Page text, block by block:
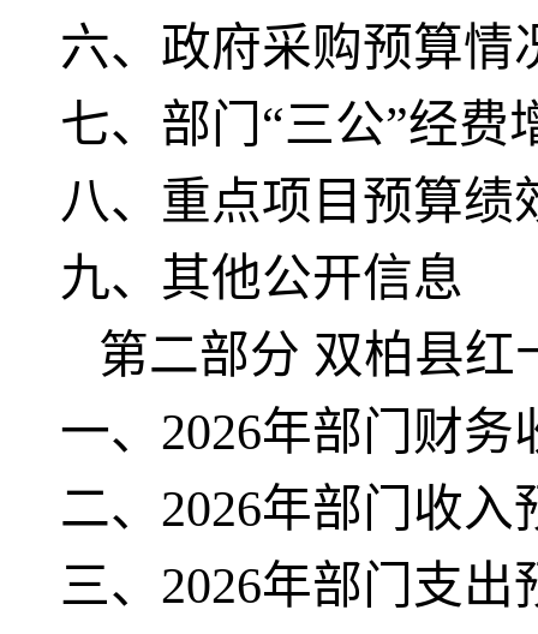
六、政府采购预算情
七、部门“三公”经费
八、重点项目预算绩
九、其他公开信息
第二部分 双柏县红
一、2026年部门财务
二、2026年部门收入
三、2026年部门支出